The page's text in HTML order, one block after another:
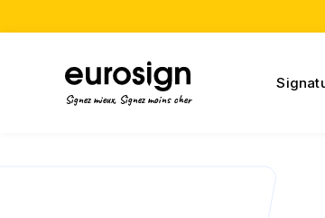
Signez mieux, Signez moins cher